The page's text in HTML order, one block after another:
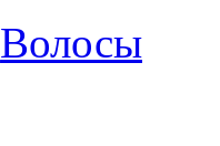
Волосы